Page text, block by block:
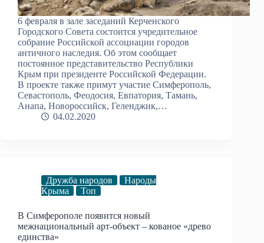
6 февраля в зале заседаний Керченского
Городского Совета состоится учредительное
собрание Российской ассоциации городов
античного наследия. Об этом сообщает
постоянное представительство Республики
Крым при президенте Российской Федерации.
В проекте также примут участие Симферополь,
Севастополь, Феодосия, Евпатория, Тамань,
Анапа, Новороссийск, Геленджик,…
04.02.2020
Дружба народов
Народы
Крыма
Топ
В Симферополе появится новый
межнациональный арт-объект – кованое «древо
единства»